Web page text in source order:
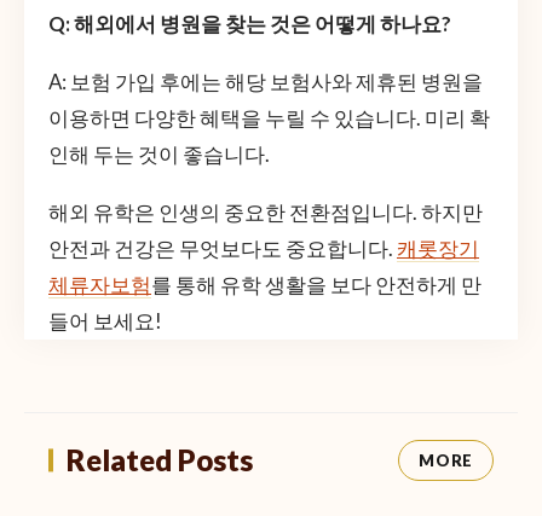
Q: 해외에서 병원을 찾는 것은 어떻게 하나요?
A: 보험 가입 후에는 해당 보험사와 제휴된 병원을
이용하면 다양한 혜택을 누릴 수 있습니다. 미리 확
인해 두는 것이 좋습니다.
해외 유학은 인생의 중요한 전환점입니다. 하지만
안전과 건강은 무엇보다도 중요합니다. 캐롯장기
체류자보험를 통해 유학 생활을 보다 안전하게 만
들어 보세요!
Related Posts MORE